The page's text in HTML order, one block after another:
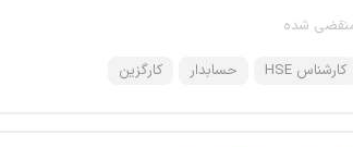
شده
کارشناس HSE حسابدار کارگزین